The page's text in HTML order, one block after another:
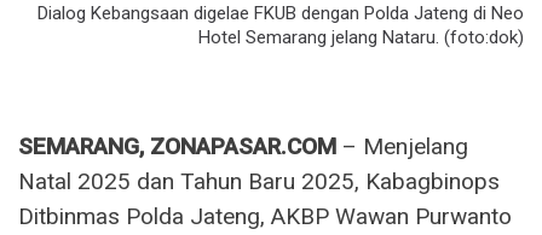
Dialog Kebangsaan digelae FKUB dengan Polda Jateng di Neo
Hotel Semarang jelang Nataru. (foto:dok)
SEMARANG, ZONAPASAR.COM – Menjelang
Natal 2025 dan Tahun Baru 2025, Kabagbinops
Ditbinmas Polda Jateng, AKBP Wawan Purwanto